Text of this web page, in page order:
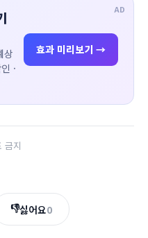
AD
상
·
효과 미리보기 →
금지
👎싫어요0